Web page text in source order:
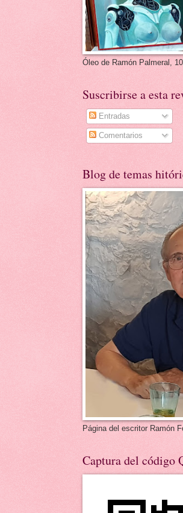
Óleo de Ramón Palmeral,
Suscribirse a esta
Entradas
Comentarios
Blog de temas
Página del escritor Ramón
Captura del código